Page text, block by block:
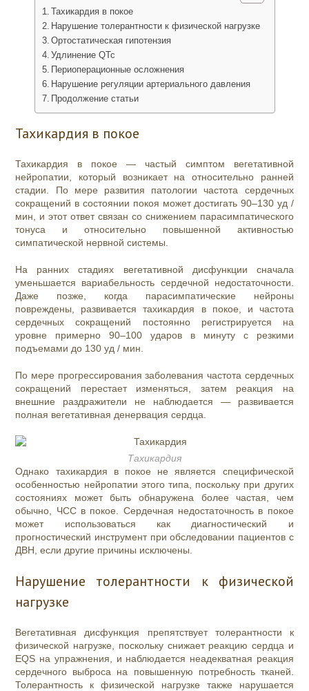
Тахикардия в покое
Нарушение толерантности к физической нагрузке
Ортостатическая гипотензия
Удлинение QTc
Периоперационные осложнения
Нарушение регуляции артериального давления
Продолжение статьи
Тахикардия в покое
Тахикардия в покое — частый симптом вегетативной
нейропатии, который возникает на относительно ранней
стадии. По мере развития патологии частота сердечных
сокращений в состоянии покоя может достигать 90–130 уд /
мин, и этот ответ связан со снижением парасимпатического
тонуса и относительно повышенной активностью
симпатической нервной системы.
На ранних стадиях вегетативной дисфункции сначала
уменьшается вариабельность сердечной недостаточности.
Даже позже, когда парасимпатические нейроны
повреждены, развивается тахикардия в покое, и частота
сердечных сокращений постоянно регистрируется на
уровне примерно 90–100 ударов в минуту с резкими
подъемами до 130 уд / мин.
По мере прогрессирования заболевания частота сердечных
сокращений перестает изменяться, затем реакция на
внешние раздражители не наблюдается — развивается
полная вегетативная денервация сердца.
Тахикардия
Однако тахикардия в покое не является специфической
особенностью нейропатии этого типа, поскольку при других
состояниях может быть обнаружена более частая, чем
обычно, ЧСС в покое. Сердечная недостаточность в покое
может использоваться как диагностический и
прогностический инструмент при обследовании пациентов с
ДВН, если другие причины исключены.
Нарушение толерантности к физической
нагрузке
Вегетативная дисфункция препятствует толерантности к
физической нагрузке, поскольку снижает реакцию сердца и
EQS на упражнения, и наблюдается неадекватная реакция
сердечного выброса на повышенную потребность тканей.
Толерантность к физической нагрузке также нарушается